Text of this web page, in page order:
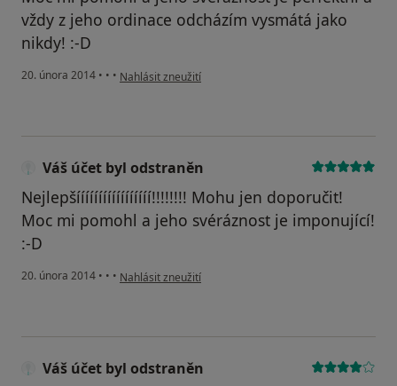
vždy z jeho ordinace odcházím vysmátá jako
nikdy! :-D
20. února 2014 • • • podle názoru uživatele Váš účet byl odstraněn
Nahlásit zneužití
Váš účet byl odstraněn
Nejlepšííííííííííííííííí!!!!!!!! Mohu jen doporučit!
Moc mi pomohl a jeho svéráznost je imponující!
:-D
20. února 2014 • • • podle názoru uživatele Váš účet byl odstraněn
Nahlásit zneužití
Váš účet byl odstraněn